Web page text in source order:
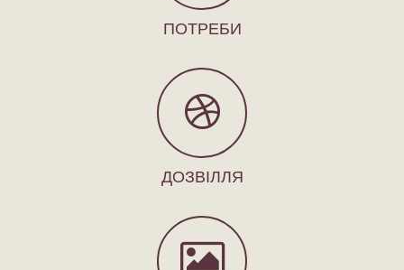
ПОТРЕБИ
ДОЗВІЛЛЯ